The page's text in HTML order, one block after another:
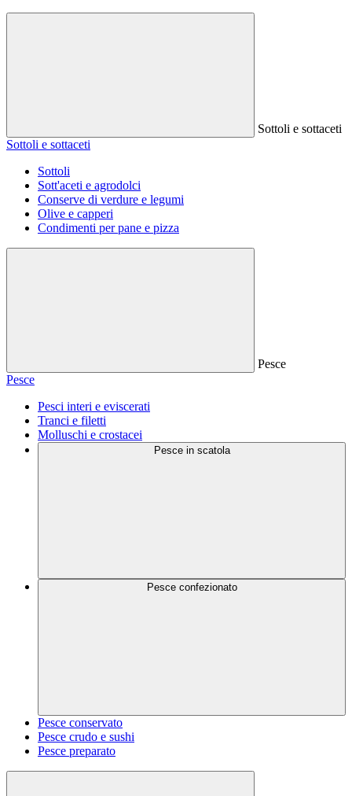
Sottoli e sottaceti
Sottoli e sottaceti
Sottoli
Sott'aceti e agrodolci
Conserve di verdure e legumi
Olive e capperi
Condimenti per pane e pizza
Pesce
Pesce
Pesci interi e eviscerati
Tranci e filetti
Molluschi e crostacei
Pesce in scatola
Pesce confezionato
Pesce conservato
Pesce crudo e sushi
Pesce preparato